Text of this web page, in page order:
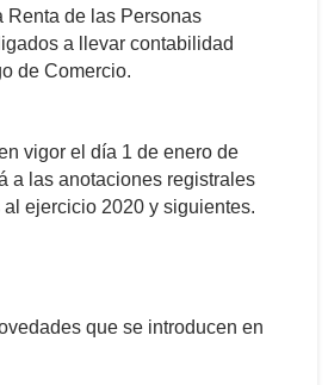
Renta de las Personas
a llevar contabilidad
de Comercio.
vigor el día 1 de enero de
a las anotaciones registrales
ejercicio 2020 y siguientes.
que se introducen en